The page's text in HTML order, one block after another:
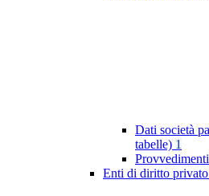
Dati società
tabelle) 1
Provvedimenti
Enti di diritto